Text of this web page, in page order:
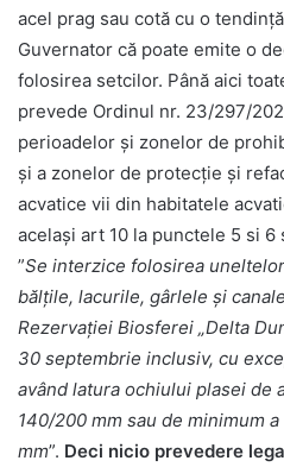
acel prag sau cotă cu o
Guvernator că poate emite o
folosirea setcilor. Până aici
prevede Ordinul nr. 23/297/
perioadelor şi zonelor de
şi a zonelor de protecţie şi
acvatice vii din habitatele
același art 10 la punctele 5 si
”Se interzice folosirea
bălţile, lacurile, gârlele şi
Rezervaţiei Biosferei „Delta
30 septembrie inclusiv, cu
având latura ochiului plasei de
140/200 mm sau de minimum
mm”. Deci nicio prevedere